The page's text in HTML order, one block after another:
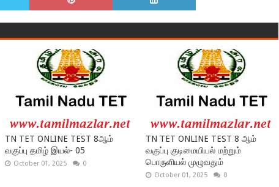
TN TET ONLINE TEST 8ஆம்
வகுப்பு தமிழ் இயல்- 05
October 01, 2025 0
TN TET ONLINE TEST 8 ஆம்
வகுப்பு குடிமையியல் மற்றும்
பொருளியல் முழுவதும்
October 01, 2025 0